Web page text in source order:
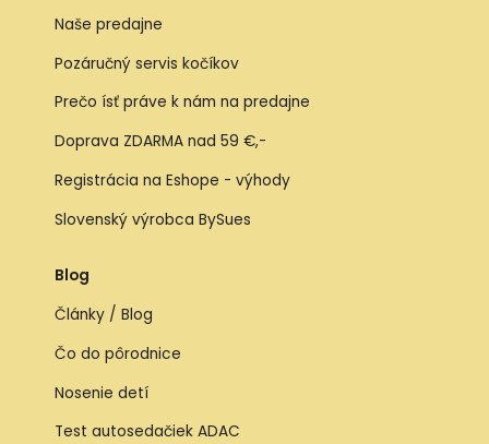
Naše predajne
Pozáručný servis kočíkov
Prečo ísť práve k nám na predajne
Doprava ZDARMA nad 59 €,-
Registrácia na Eshope - výhody
Slovenský výrobca BySues
Blog
Články / Blog
Čo do pôrodnice
Nosenie detí
Test autosedačiek ADAC